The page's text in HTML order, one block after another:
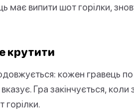
має випити шот горілки,
крутити
кожен гравець
Гра закінчується,
горілки.